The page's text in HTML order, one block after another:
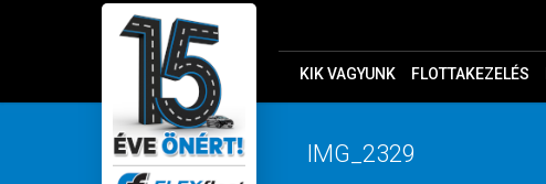
KIK VAGYUNK FLOTTAKEZELÉS
IMG_2329